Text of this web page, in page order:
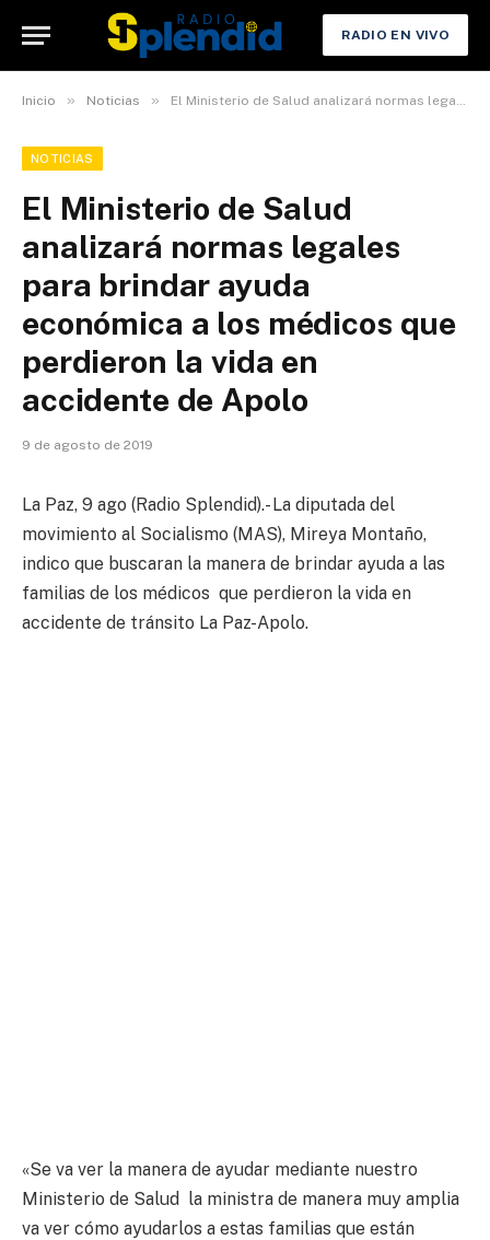
RADIO EN VIVO
Inicio » Noticias » El Ministerio de Salud analizará normas legales para brindar ayuda económica a los médicos que perdieron la vida en accidente de Apolo
NOTICIAS
El Ministerio de Salud
analizará normas legales
para brindar ayuda
económica a los médicos que
perdieron la vida en
accidente de Apolo
9 de agosto de 2019
La Paz, 9 ago (Radio Splendid).- La diputada del
movimiento al Socialismo (MAS), Mireya Montaño,
indico que buscaran la manera de brindar ayuda a las
familias de los médicos que perdieron la vida en
accidente de tránsito La Paz-Apolo.
«Se va ver la manera de ayudar mediante nuestro
Ministerio de Salud la ministra de manera muy amplia
va ver cómo ayudarlos a estas familias que están